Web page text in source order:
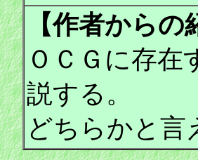
【作者からの
ＯＣＧに存在
説する。
どちらかと言